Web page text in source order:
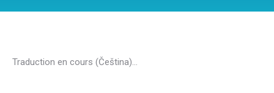
Traduction en cours (Čeština)…